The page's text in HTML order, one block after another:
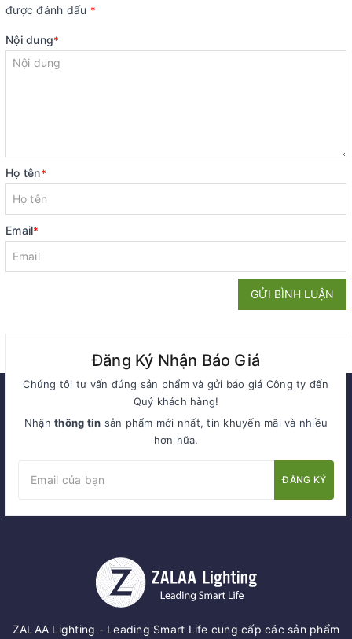
được đánh dấu *
Nội dung*
Họ tên*
Email*
GỬI BÌNH LUẬN
Đăng Ký Nhận Báo Giá
Chúng tôi tư vấn đúng sản phẩm và gửi báo giá Công ty đến
Quý khách hàng!
Nhậnthông tin sản phẩm mới nhất, tin khuyến mãi và nhiều
hơn nữa.
ĐĂNG KÝ
ZALAA Lighting - Leading Smart Life cung cấp các sản phẩm